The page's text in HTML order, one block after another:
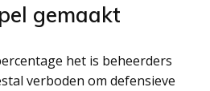
gemaakt
het is beheerders
verboden om defensieve